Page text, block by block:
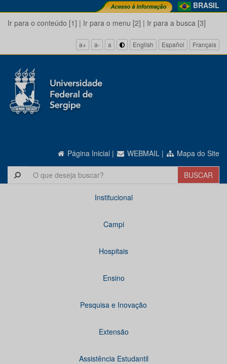
BRASIL
Ir para o conteúdo [1] | Ir para o menu [2] | Ir para a busca [3]
a+ a- a English Español Français
Página Inicial | WEBMAIL | Mapa do Site
Institucional
Campi
Hospitais
Ensino
Pesquisa e Inovação
Extensão
Assistência Estudantil